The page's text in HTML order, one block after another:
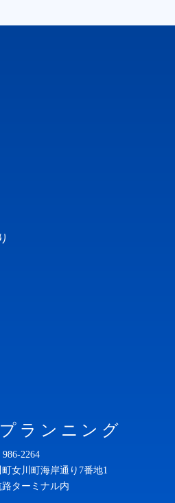
プランニング
986-2264
女川町海岸通り7番地1
ターミナル内